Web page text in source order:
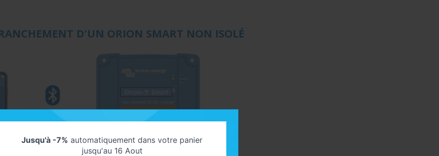
D'UN ORION SMART NON ISOLÉ
Jusqu'à -7% automatiquement dans votre panier
jusqu'au 16 Aout